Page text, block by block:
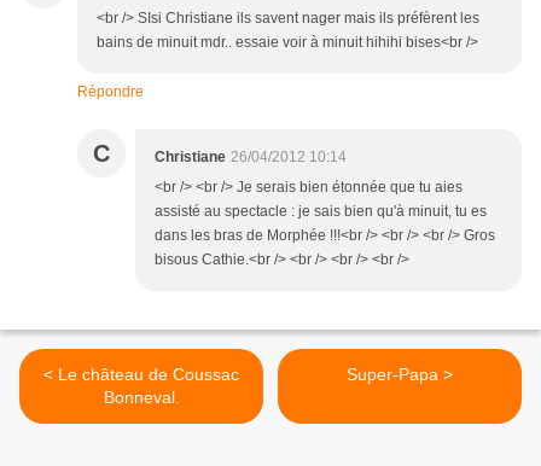
<br /> SIsi Christiane ils savent nager mais ils préfèrent les
bains de minuit mdr.. essaie voir à minuit hihihi bises<br />
Répondre
C Christiane 26/04/2012 10:14
<br /> <br /> Je serais bien étonnée que tu aies
assisté au spectacle : je sais bien qu'à minuit, tu es
dans les bras de Morphée !!!<br /> <br /> <br /> Gros
bisous Cathie.<br /> <br /> <br /> <br />
< Le château de Coussac
Bonneval.
Super-Papa >